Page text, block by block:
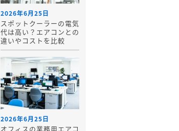
2026年6月25日
スポットクーラーの電気
代は高い？エアコンとの
違いやコストを比較
2026年6月25日
オフィスの業務用エアコ